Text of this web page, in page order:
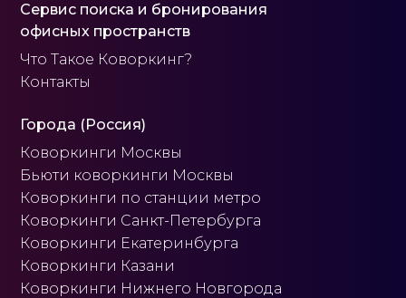
Сервис поиска и бронирования
офисных пространств
Что Такое Коворкинг?
Контакты
Города (Россия)
Коворкинги Москвы
Бьюти коворкинги Москвы
Коворкинги по станции метро
Коворкинги Санкт-Петербурга
Коворкинги Екатеринбурга
Коворкинги Казани
Коворкинги Нижнего Новгорода